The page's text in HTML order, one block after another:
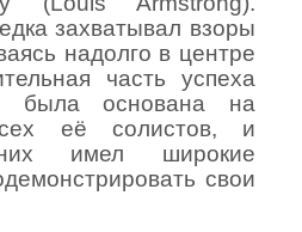
захватывал взоры
надолго в центре
часть успеха
была основана на
её солистов, и
имел широкие
свои